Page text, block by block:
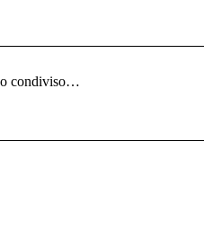
condiviso…